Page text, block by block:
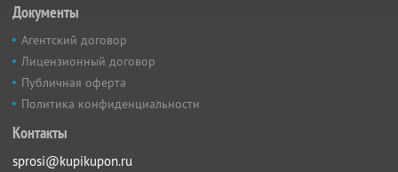
Документы
Агентский договор
Лицензионный договор
Публичная оферта
Политика конфиденциальности
Контакты
sprosi@kupikupon.ru